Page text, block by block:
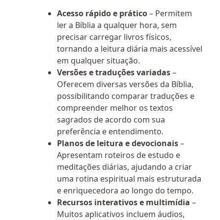
Acesso rápido e prático– Permitem
ler a Bíblia a qualquer hora, sem
precisar carregar livros físicos,
tornando a leitura diária mais acessível
em qualquer situação.
Versões e traduções variadas–
Oferecem diversas versões da Bíblia,
possibilitando comparar traduções e
compreender melhor os textos
sagrados de acordo com sua
preferência e entendimento.
Planos de leitura e devocionais–
Apresentam roteiros de estudo e
meditações diárias, ajudando a criar
uma rotina espiritual mais estruturada
e enriquecedora ao longo do tempo.
Recursos interativos e multimídia –
Muitos aplicativos incluem áudios,